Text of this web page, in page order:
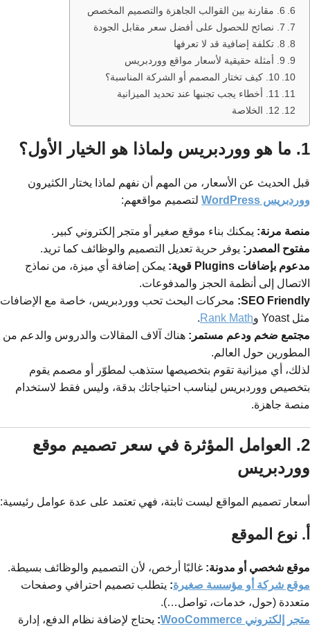
6. مقارنة بين القوالب الجاهزة والتصميم المخصص
7. نصائح للحصول على أفضل سعر مقابل الجودة
8. تكلفة إضافية قد لا تعرفها
9. أمثلة حقيقية لأسعار مواقع ووردبريس
10. كيف تختار المصمم أو الشركة المناسبة؟
11. أخطاء يجب تجنبها عند تحديد الميزانية
12. الخلاصة
1. ما هو ووردبريس ولماذا هو الخيار الأول؟
قبل الحديث عن الأسعار، من المهم أن نفهم لماذا يختار الكثيرون
ووردبريس WordPress
لتصميم مواقعهم:
منصة مرنة: يمكنك بناء موقع صغير أو متجر إلكتروني كبير.
مفتوح المصدر: يوفر حرية تعديل التصميم والوظائف كما تريد.
مدعوم بإضافات Plugins قوية:
يمكن إضافة أي ميزة، من نماذج
الاتصال إلى أنظمة الحجز والمدفوعات.
SEO Friendly: محركات البحث تحب ووردبريس، خاصة مع الإضافات
مثل Yoast و
Rank Math
.
مجتمع ضخم ودعم مستمر: هناك آلاف المقالات والدروس والدعم من
المطورين حول العالم.
لذلك، أي ميزانية تقوم بتخصيصها ستذهب لمطوّر أو مصمم يقوم
بتخصيص ووردبريس ليناسب احتياجاتك بدقة، وليس فقط لاستخدام
منصة جاهزة.
2. العوامل المؤثرة في سعر تصميم موقع
ووردبريس
أسعار تصميم المواقع ليست ثابتة، فهي تعتمد على عدة عوامل رئيسية:
أ. نوع الموقع
موقع شخصي أو مدونة: غالبًا أرخص، لأن التصميم والوظائف بسيطة.
موقع شركة أو مؤسسة صغيرة: يتطلب تصميم احترافي وصفحات
متعددة (حول، خدمات، تواصل…).
متجر إلكتروني WooCommerce
: يحتاج لإضافة نظام الدفع، إدارة